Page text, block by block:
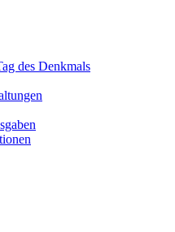
des Denkmals